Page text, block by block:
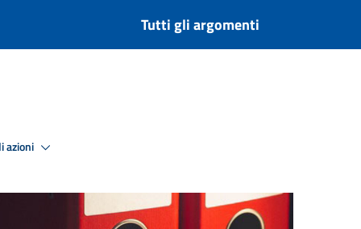
Tutti gli argomenti
azioni